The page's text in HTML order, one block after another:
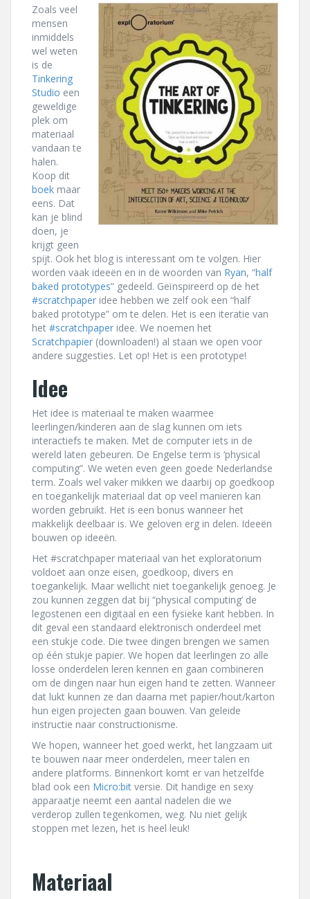
Zoals veel
mensen
inmiddels
wel weten
is de
Tinkering
Studio een
geweldige
plek om
materiaal
vandaan te
halen.
Koop dit
boek maar
eens. Dat
kan je blind
doen, je
krijgt geen
spijt. Ook het blog is interessant om te volgen. Hier
worden vaak ideeën en in de woorden van Ryan, “half
baked prototypes” gedeeld. Geïnspireerd op de het
#scratchpaper idee hebben we zelf ook een “half
baked prototype” om te delen. Het is een iteratie van
het #scratchpaper idee. We noemen het
Scratchpapier (downloaden!) al staan we open voor
andere suggesties. Let op! Het is een prototype!
Idee
Het idee is materiaal te maken waarmee
leerlingen/kinderen aan de slag kunnen om iets
interactiefs te maken. Met de computer iets in de
wereld laten gebeuren. De Engelse term is ‘physical
computing”. We weten even geen goede Nederlandse
term. Zoals wel vaker mikken we daarbij op goedkoop
en toegankelijk materiaal dat op veel manieren kan
worden gebruikt. Het is een bonus wanneer het
makkelijk deelbaar is. We geloven erg in delen. Ideeën
bouwen op ideeën.
Het #scratchpaper materiaal van het exploratorium
voldoet aan onze eisen, goedkoop, divers en
toegankelijk. Maar wellicht niet toegankelijk genoeg. Je
zou kunnen zeggen dat bij “physical computing’ de
legostenen een digitaal en een fysieke kant hebben. In
dit geval een standaard elektronisch onderdeel met
een stukje code. Die twee dingen brengen we samen
op één stukje papier. We hopen dat leerlingen zo alle
losse onderdelen leren kennen en gaan combineren
om de dingen naar hun eigen hand te zetten. Wanneer
dat lukt kunnen ze dan daarna met papier/hout/karton
hun eigen projecten gaan bouwen. Van geleide
instructie naar constructionisme.
We hopen, wanneer het goed werkt, het langzaam uit
te bouwen naar meer onderdelen, meer talen en
andere platforms. Binnenkort komt er van hetzelfde
blad ook een Micro:bit versie. Dit handige en sexy
apparaatje neemt een aantal nadelen die we
verderop zullen tegenkomen, weg. Nu niet gelijk
stoppen met lezen, het is heel leuk!
Materiaal